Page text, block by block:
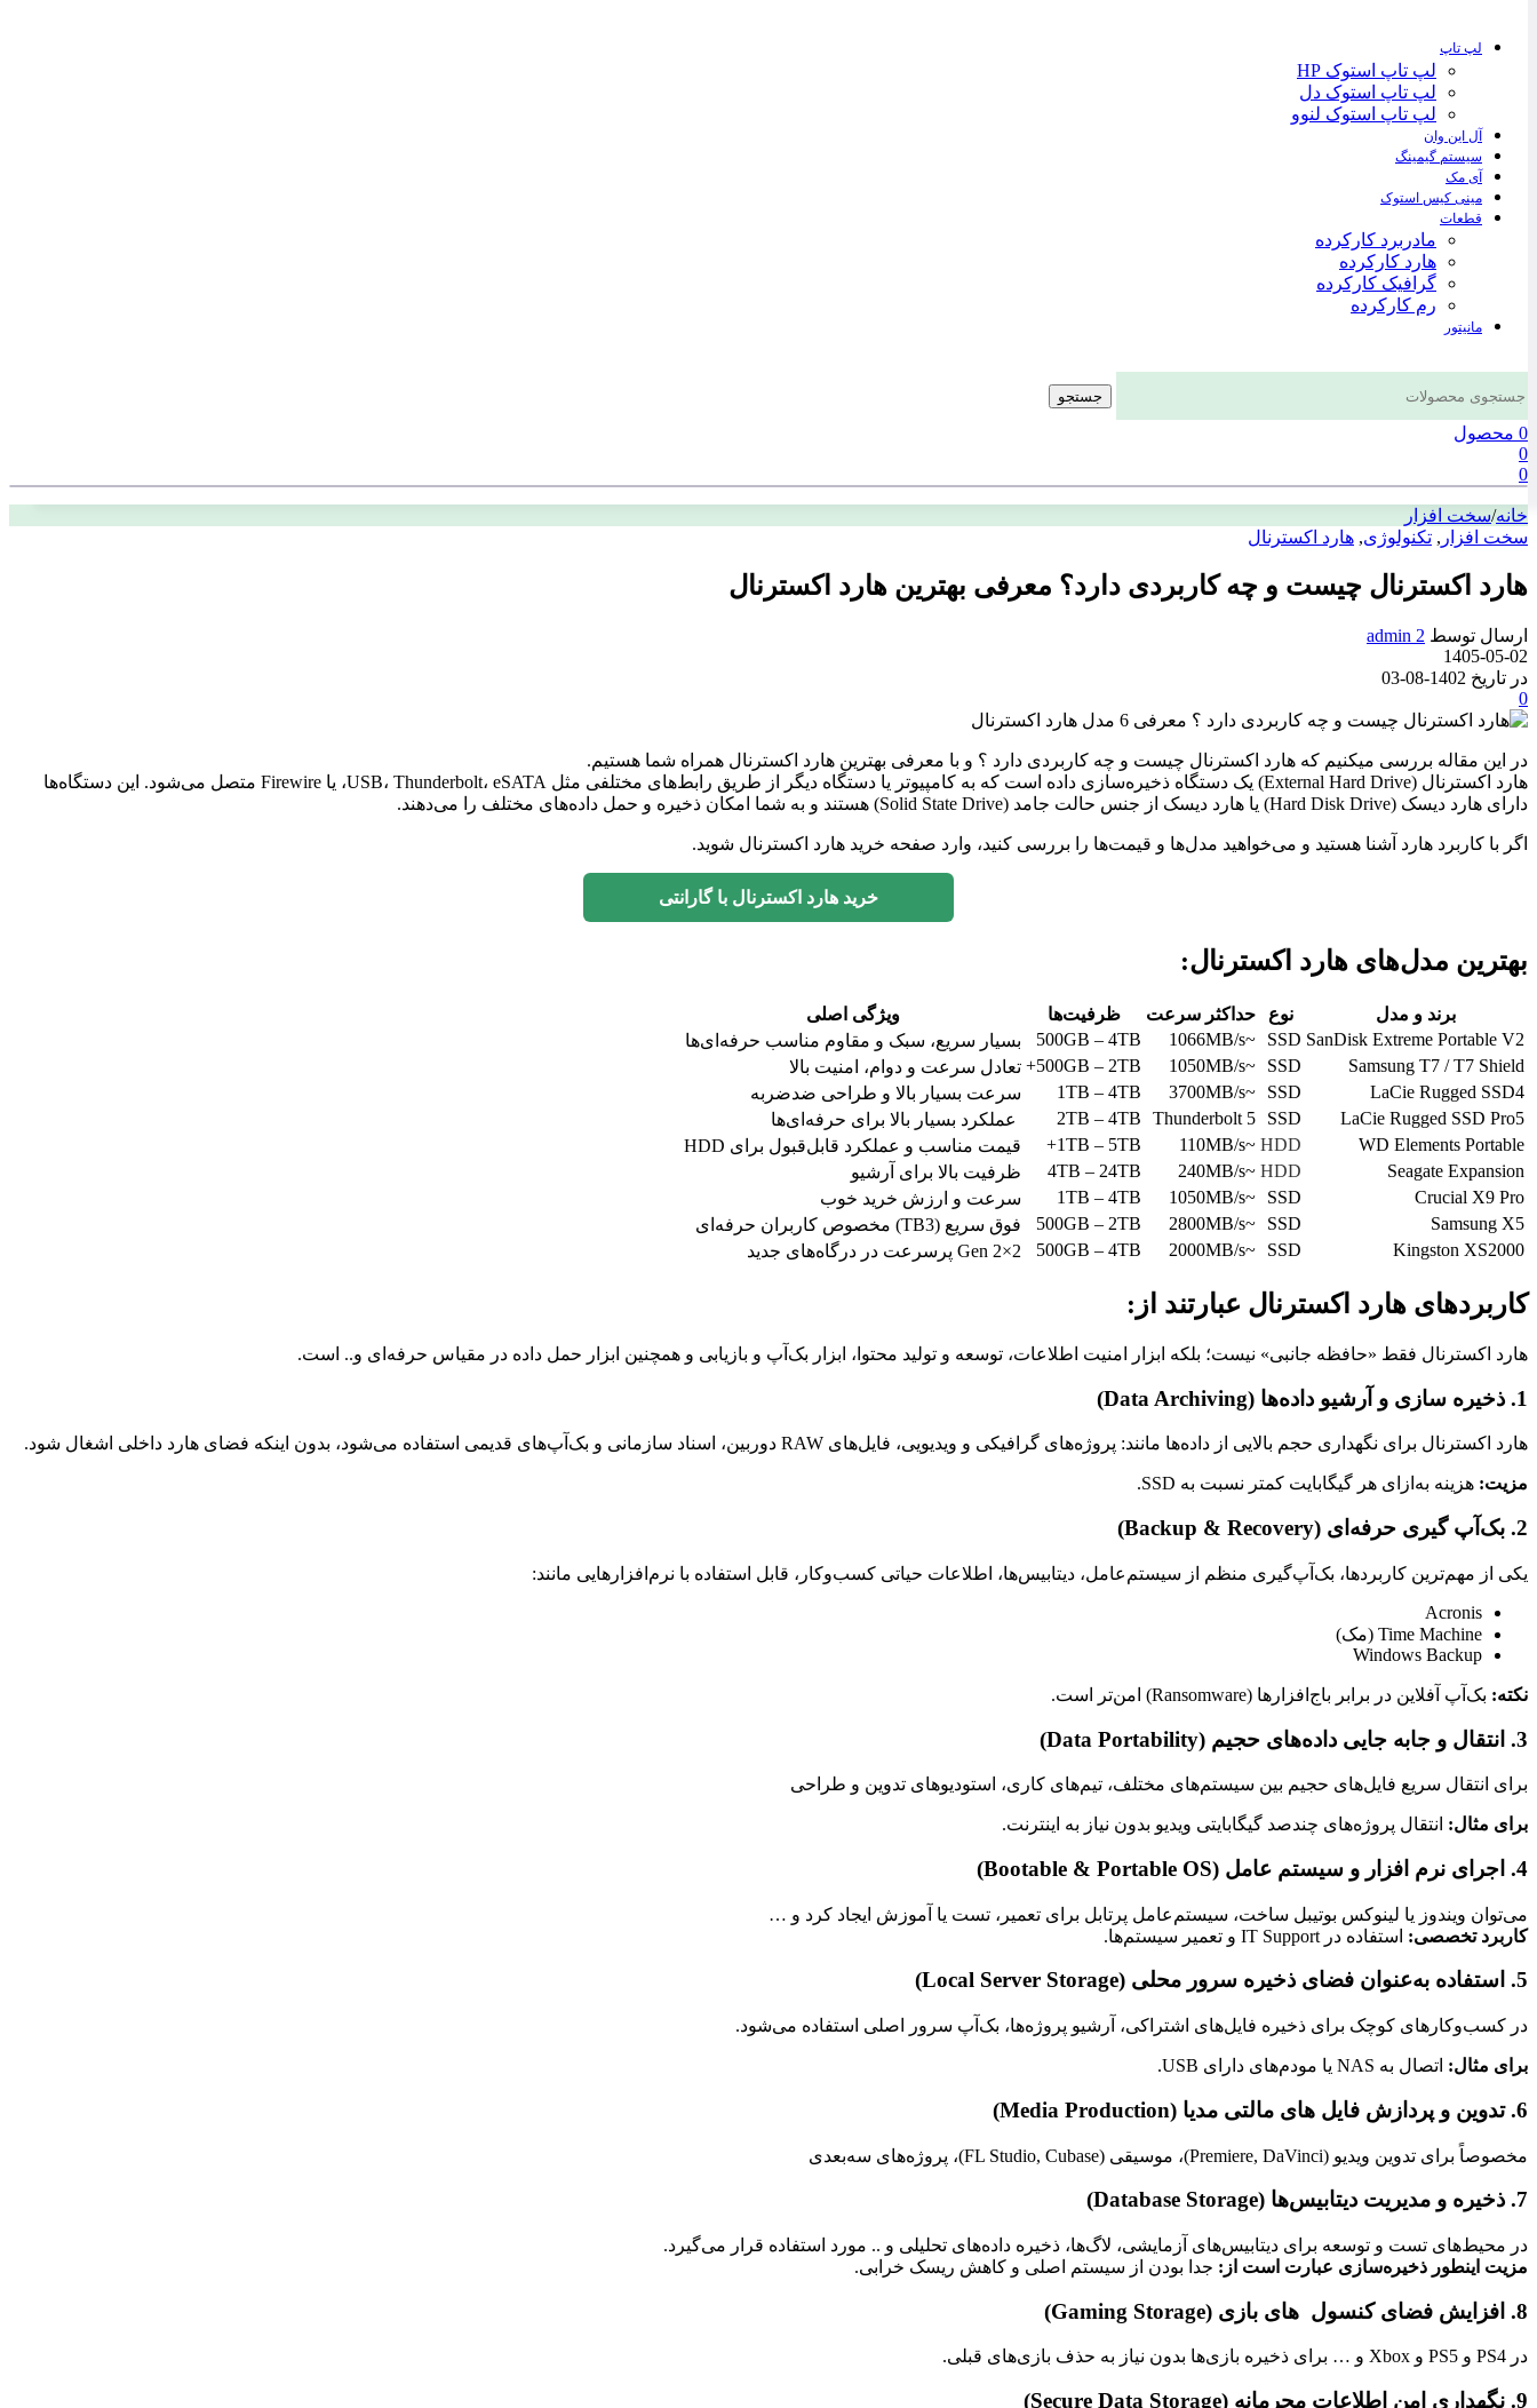
لپ تاپ
لپ تاپ استوک HP
لپ تاپ استوک دل
لپ تاپ استوک لنوو
آل این وان
سیستم گیمینگ
آی مک
مینی کیس استوک
قطعات
مادربرد کارکرده
هارد کارکرده
گرافیک کارکرده
رم کارکرده
مانیتور
جستجو
0 محصول
0
0
خانه/سخت افزار
سخت افزار , تکنولوژی, هارد اکسترنال
هارد اکسترنال چیست و چه کاربردی دارد؟ معرفی بهترین هارد اکسترنال
ارسال توسط admin 2
1405-05-02
در تاریخ 1402-08-03
0
در این مقاله بررسی میکنیم که هارد اکسترنال چیست و چه کاربردی دارد ؟ و با معرفی بهترین هارد اکسترنال همراه شما هستیم.
هارد اکسترنال (External Hard Drive) یک دستگاه ذخیره‌سازی داده است که به کامپیوتر یا دستگاه دیگر از طریق رابط‌های مختلفی مثل USB، Thunderbolt، eSATA، یا Firewire متصل می‌شود. این دستگاه‌ها
دارای هارد دیسک (Hard Disk Drive) یا هارد دیسک از جنس حالت جامد (Solid State Drive) هستند و به شما امکان ذخیره و حمل داده‌های مختلف را می‌دهند.
اگر با کاربرد هارد آشنا هستید و می‌خواهید مدل‌ها و قیمت‌ها را بررسی کنید، وارد صفحه خرید هارد اکسترنال شوید.
خرید هارد اکسترنال با گارانتی
بهترین مدل‌های هارد اکسترنال:
برند و مدل نوع حداکثر سرعت ظرفیت‌ها
ویژگی اصلی
SanDisk Extreme Portable V2
SSD
~1066MB/s
500GB – 4TB
بسیار سریع، سبک و مقاوم مناسب حرفه‌ای‌ها
Samsung T7 / T7 Shield
SSD
~1050MB/s
500GB – 2TB+
تعادل سرعت و دوام، امنیت بالا
LaCie Rugged SSD4
SSD
~3700MB/s
1TB – 4TB
سرعت بسیار بالا و طراحی ضدضربه
LaCie Rugged SSD Pro5
SSD
Thunderbolt 5
2TB – 4TB
عملکرد بسیار بالا برای حرفه‌ای‌ها
WD Elements Portable
HDD
~110MB/s
1TB – 5TB+
قیمت مناسب و عملکرد قابل‌قبول برای HDD
Seagate Expansion
HDD
~240MB/s
4TB – 24TB
ظرفیت بالا برای آرشیو
Crucial X9 Pro
SSD
~1050MB/s
1TB – 4TB
سرعت و ارزش خرید خوب
Samsung X5
SSD
~2800MB/s
500GB – 2TB
فوق سریع (TB3) مخصوص کاربران حرفه‌ای
Kingston XS2000
SSD
~2000MB/s
500GB – 4TB Gen 2×2 پرسرعت در درگاه‌های جدید
کاربردهای هارد اکسترنال عبارتند از:
هارد اکسترنال فقط «حافظه جانبی» نیست؛ بلکه ابزار امنیت اطلاعات، توسعه و تولید محتوا، ابزار بک‌آپ و بازیابی و همچنین ابزار حمل داده در مقیاس حرفه‌ای و.. است.
1. ذخیره سازی و آرشیو داده‌ها (Data Archiving)
هارد اکسترنال برای نگهداری حجم بالایی از داده‌ها مانند: پروژه‌های گرافیکی و ویدیویی، فایل‌های RAW دوربین، اسناد سازمانی و بک‌آپ‌های قدیمی استفاده می‌شود، بدون اینکه فضای هارد داخلی اشغال شود.
مزیت: هزینه به‌ازای هر گیگابایت کمتر نسبت به SSD.
2. بک‌آپ گیری حرفه‌ای (Backup & Recovery)
یکی از مهم‌ترین کاربردها، بک‌آپ‌گیری منظم از سیستم‌عامل، دیتابیس‌ها، اطلاعات حیاتی کسب‌وکار، قابل استفاده با نرم‌افزارهایی مانند:
Acronis
Time Machine (مک)
Windows Backup
نکته: بک‌آپ آفلاین در برابر باج‌افزارها (Ransomware) امن‌تر است.
3. انتقال و جابه جایی داده‌های حجیم (Data Portability)
برای انتقال سریع فایل‌های حجیم بین سیستم‌های مختلف، تیم‌های کاری، استودیوهای تدوین و طراحی
برای مثال: انتقال پروژه‌های چندصد گیگابایتی ویدیو بدون نیاز به اینترنت.
4. اجرای نرم افزار و سیستم عامل (Bootable & Portable OS)
می‌توان ویندوز یا لینوکس بوتیبل ساخت، سیستم‌عامل پرتابل برای تعمیر، تست یا آموزش ایجاد کرد و …
کاربرد تخصصی: استفاده در IT Support و تعمیر سیستم‌ها.
5. استفاده به‌عنوان فضای ذخیره سرور محلی (Local Server Storage)
در کسب‌وکارهای کوچک برای ذخیره فایل‌های اشتراکی، آرشیو پروژه‌ها، بک‌آپ سرور اصلی استفاده می‌شود.
برای مثال: اتصال به NAS یا مودم‌های دارای USB.
6. تدوین و پردازش فایل های مالتی مدیا (Media Production)
مخصوصاً برای تدوین ویدیو (Premiere, DaVinci)، موسیقی (FL Studio, Cubase)، پروژه‌های سه‌بعدی
7. ذخیره و مدیریت دیتابیس‌ها (Database Storage)
در محیط‌های تست و توسعه برای دیتابیس‌های آزمایشی، لاگ‌ها، ذخیره داده‌های تحلیلی و .. مورد استفاده قرار می‌گیرد.
مزیت اینطور ذخیره‌سازی عبارت است از: جدا بودن از سیستم اصلی و کاهش ریسک خرابی.
8. افزایش فضای کنسول های بازی (Gaming Storage)
در PS4 و PS5 و Xbox و … برای ذخیره بازی‌ها بدون نیاز به حذف بازی‌های قبلی.
9. نگهداری امن اطلاعات محرمانه (Secure Data Storage)